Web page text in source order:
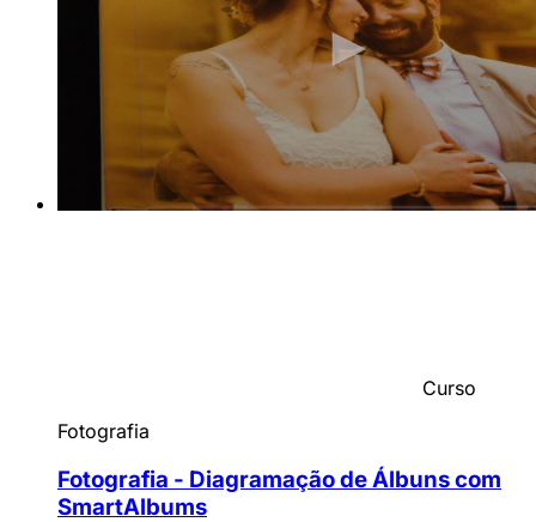
Curso
Fotografia
Fotografia - Diagramação de Álbuns com
SmartAlbums